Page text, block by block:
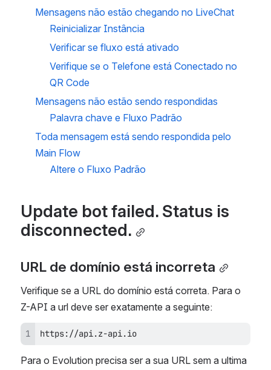
Mensagens não estão chegando no LiveChat
Reinicializar Instância
Verificar se fluxo está ativado
Verifique se o Telefone está Conectado no
QR Code
Mensagens não estão sendo respondidas
Palavra chave e Fluxo Padrão
Toda mensagem está sendo respondida pelo
Main Flow
Altere o Fluxo Padrão
Update bot failed. Status is
disconnected.
URL de domínio está incorreta
Verifique se a URL do domínio está correta. Para o
Z-API a url deve ser exatamente a seguinte:
https://api.z-api.io
Para o Evolution precisa ser a sua URL sem a ultima